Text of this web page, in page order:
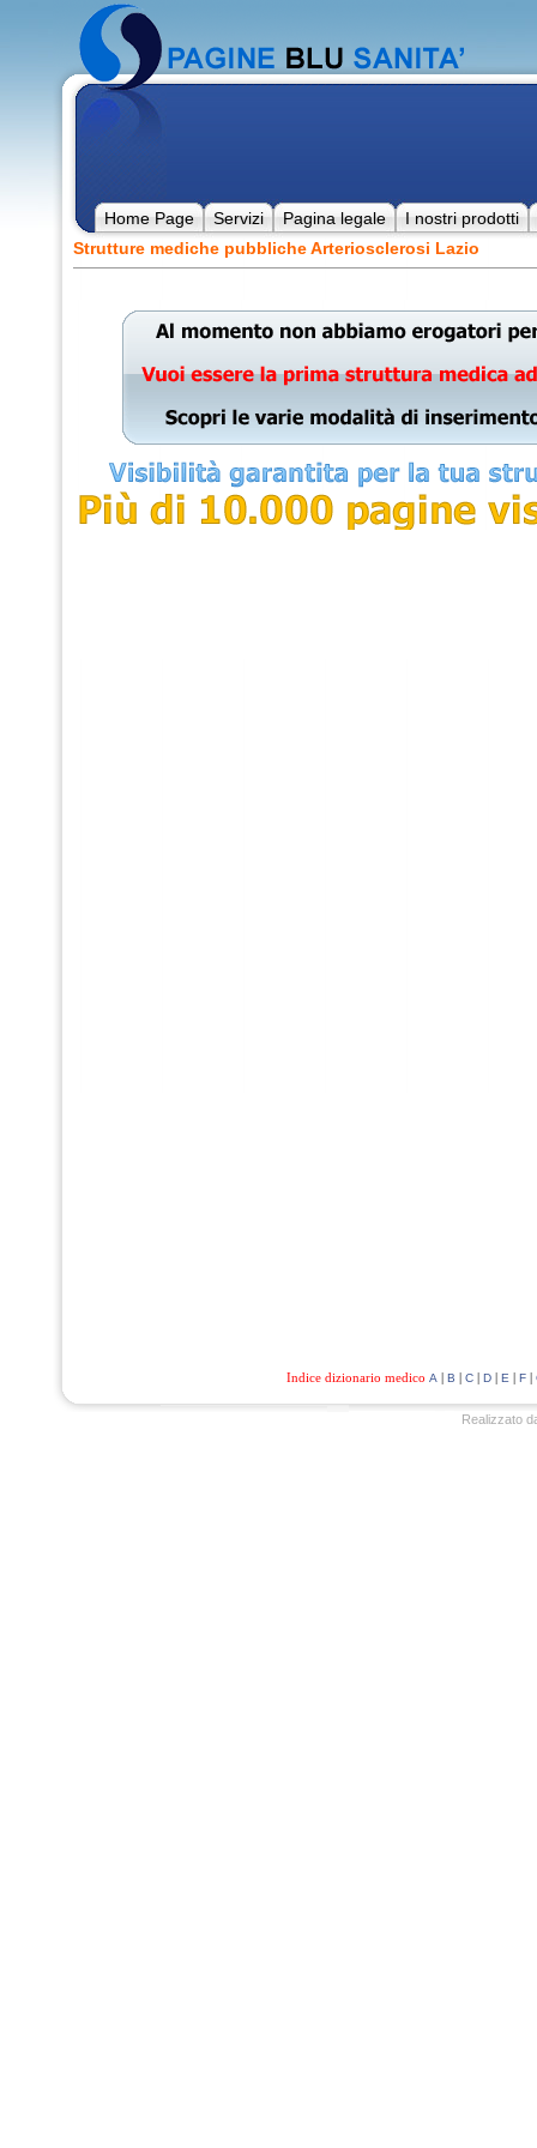
Home Page Servizi Pagina legale
I nostri prodotti
Strutture mediche pubbliche Arteriosclerosi Lazio
Indice dizionario medico A | B | C| D| E | F|
Realizzato